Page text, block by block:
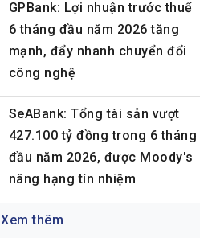
GPBank: Lợi nhuận trước thuế
6 tháng đầu năm 2026 tăng
mạnh, đẩy nhanh chuyển đổi
công nghệ
SeABank: Tổng tài sản vượt
427.100 tỷ đồng trong 6 tháng
đầu năm 2026, được Moody's
nâng hạng tín nhiệm
Xem thêm